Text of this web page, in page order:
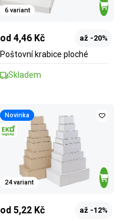
6 variant
od 4,46 Kč až -20%
Poštovní krabice ploché
Skladem
Novinka
24 variant
od 5,22 Kč až -12%